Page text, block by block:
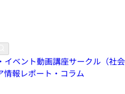
イベント動画講座サークル（社会
情報レポート・コラム